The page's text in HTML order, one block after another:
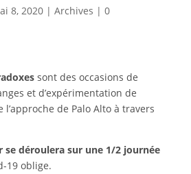
8, 2020| Archives | 0
sont des occasions de
et d’expérimentation de
l’approche de Palo Alto à travers
se déroulera sur une 1/2 journée
19 oblige.